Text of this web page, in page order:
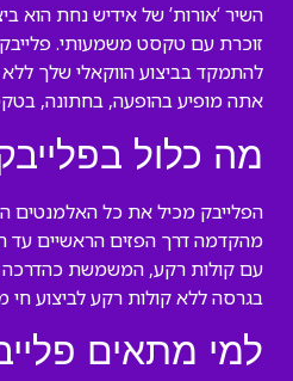
השיר ‘אורות’ של אידיש נחת הוא
זוכרת עם טקסט משמעותי.
להתמקד בביצוע הווקאלי שלך
אתה מופיע בהופעה, בחתונה,
מה כלול
הפלייבק מכיל את כל האלמנטים
מהקדמה דרך הפזים הראשיים עד
עם קולות רקע, המשמשת כהדרכה
בגרסה ללא קולות רקע לביצוע חי
למי מתאים